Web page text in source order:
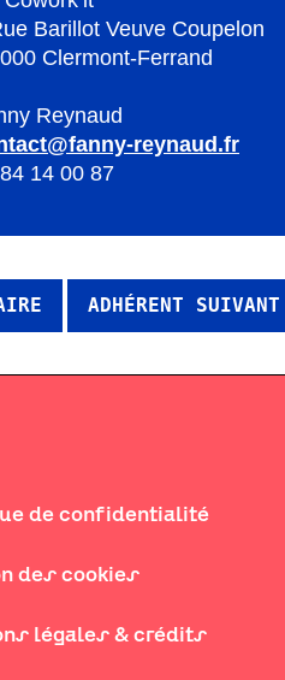
Barillot Veuve Coupelon
Clermont-Ferrand
Reynaud
reynaud.fr
14 00 87
ADHÉRENT SUIVANT
de confidentialité
des cookies
légales & crédits